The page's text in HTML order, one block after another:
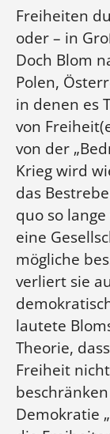
Freiheiten
oder – in
Doch Blom
Polen,
in denen es
von
von der
Krieg wird
das
quo so
eine
mögliche
verliert sie
lautete
Theorie,
Freiheit
Demokratie